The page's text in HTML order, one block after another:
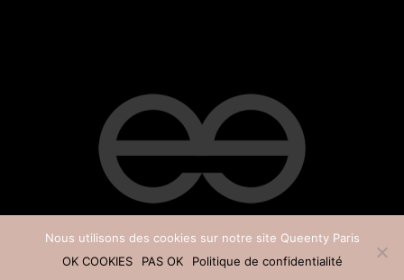
Nous utilisons des cookies sur notre site Queenty Paris
OK COOKIES
PAS OK Politique de confidentialité